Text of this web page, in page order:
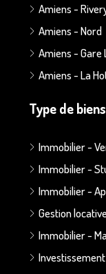
Amiens -
Amiens - Nord
Amiens - Gare
Amiens - La
Type de
Immobilier -
Immobilier -
Immobilier -
Gestion locative
Immobilier -